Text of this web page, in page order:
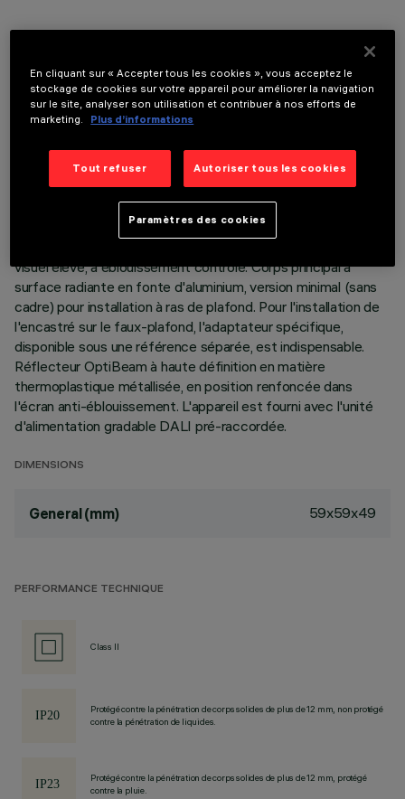
DONNÉES TECHNIQUES
DERNIÈRE MISE À JOUR: 05/08/2026
DESCRIPTION
Appareil miniaturisé encastrable carré à 9 éléments optiques
pour sources LED - optique fixe. Malgré les dimensions
extrêmement réduites du produit, la technologie brevetée du
visuel élevé, à éblouissement contrôlé. Corps principal à
surface radiante en fonte d'aluminium, version minimal (sans
cadre) pour installation à ras de plafond. Pour l'installation de
l'encastré sur le faux-plafond, l'adaptateur spécifique,
disponible sous une référence séparée, est indispensable.
Réflecteur OptiBeam à haute définition en matière
thermoplastique métallisée, en position renfoncée dans
l'écran anti-éblouissement. L'appareil est fourni avec l'unité
d'alimentation gradable DALI pré-raccordée.
DIMENSIONS
General (mm) 59x59x49
PERFORMANCE TECHNIQUE
Class II
Protégé contre la pénétration de corps solides de plus de 12 mm, non protégé
contre la pénétration de liquides.
Protégé contre la pénétration de corps solides de plus de 12 mm, protégé
contre la pluie.
En cliquant sur « Accepter tous les cookies », vous acceptez le
stockage de cookies sur votre appareil pour améliorer la navigation
sur le site, analyser son utilisation et contribuer à nos efforts de
marketing.
Plus d’informations
Tout refuser Autoriser tous les cookies
Paramètres des cookies